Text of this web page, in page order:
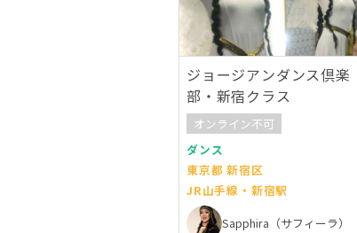
ジョージアンダンス倶楽
部・新宿クラス
オンライン不可
ダンス
東京都 新宿区
JR山手線・新宿駅
Sapphira（サフィーラ）